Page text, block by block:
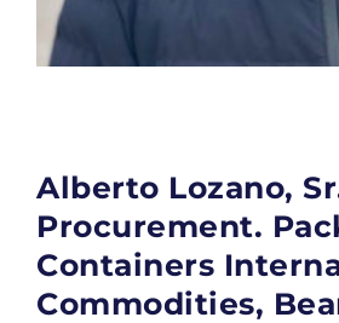
Alberto Lozano,
Procurement.
Containers
Commodities,